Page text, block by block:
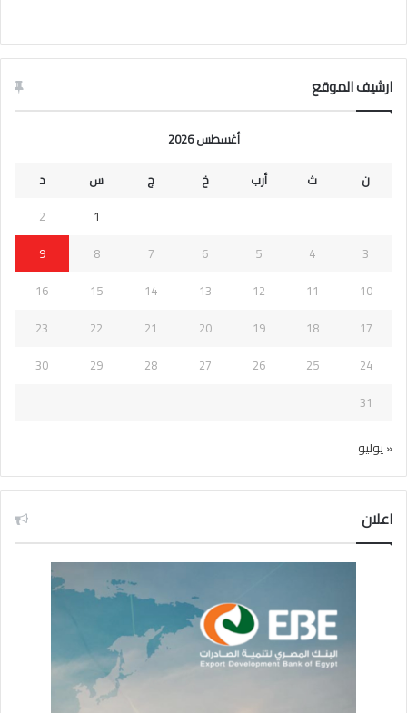
ارشيف الموقع
أغسطس 2026
ن
ث أرب خ ج س
د
1
2
3
4
5
6
7
8
9
10
11
12
13
14
15
16
17
18
19
20
21
22
23
24
25
26
27
28
29
30
31
« يوليو
اعلان